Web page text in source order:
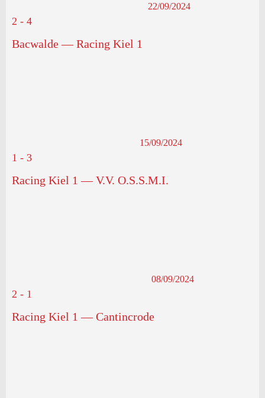
22/09/2024
2 - 4
Bacwalde — Racing Kiel 1
15/09/2024
1 - 3
Racing Kiel 1 — V.V. O.S.S.M.I.
08/09/2024
2 - 1
Racing Kiel 1 — Cantincrode